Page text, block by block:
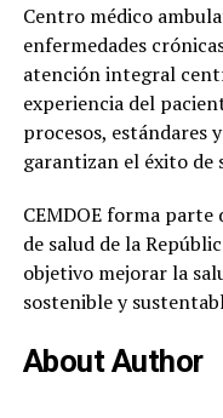
Centro médico
enfermedades
atención integral
experiencia del
procesos, estándares
garantizan el éxito de
CEMDOE forma parte
de salud de la
objetivo mejorar la
sostenible y
About Author